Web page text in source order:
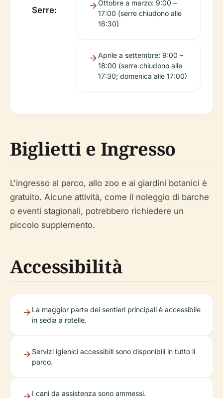
Serre:
Ottobre a marzo: 9:00 –
17:00 (serre chiudono alle
16:30)
Aprile a settembre: 9:00 –
18:00 (serre chiudono alle
17:30; domenica alle 17:00)
Biglietti e Ingresso
L'ingresso al parco, allo zoo e ai giardini botanici è
gratuito. Alcune attività, come il noleggio di barche
o eventi stagionali, potrebbero richiedere un
piccolo supplemento.
Accessibilità
La maggior parte dei sentieri principali è accessibile
in sedia a rotelle.
Servizi igienici accessibili sono disponibili in tutto il
parco.
I cani da assistenza sono ammessi.